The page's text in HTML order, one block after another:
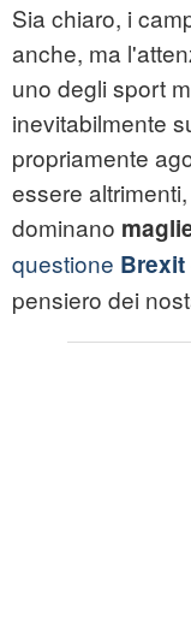
Sia chiaro, i
anche, ma
uno degli sport
inevitabilmente
propriamente
essere
dominano
questione Brexit
pensiero dei